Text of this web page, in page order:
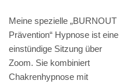
Meine spezielle „BURNOUT
Prävention“ Hypnose ist eine
einstündige Sitzung über
Zoom. Sie kombiniert
Chakrenhypnose mit